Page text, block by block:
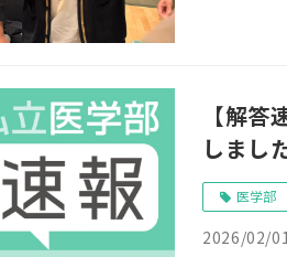
【解
しまし
医学部
2026/02/